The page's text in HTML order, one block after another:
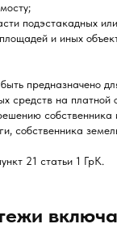
подэстакадных
и иных
предназначено
средств на платной
собственника
собственника
21 статьи 1 ГрК.